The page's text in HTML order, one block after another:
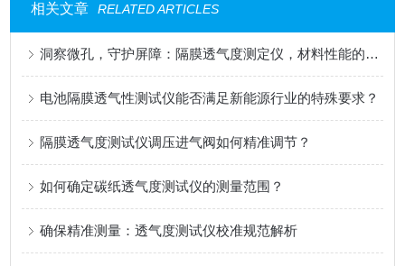
相关文章 RELATED ARTICLES
洞察微孔，守护屏障：隔膜透气度测定仪，材料性能的精密标尺
电池隔膜透气性测试仪能否满足新能源行业的特殊要求？
隔膜透气度测试仪调压进气阀如何精准调节？
如何确定碳纸透气度测试仪的测量范围？
确保精准测量：透气度测试仪校准规范解析